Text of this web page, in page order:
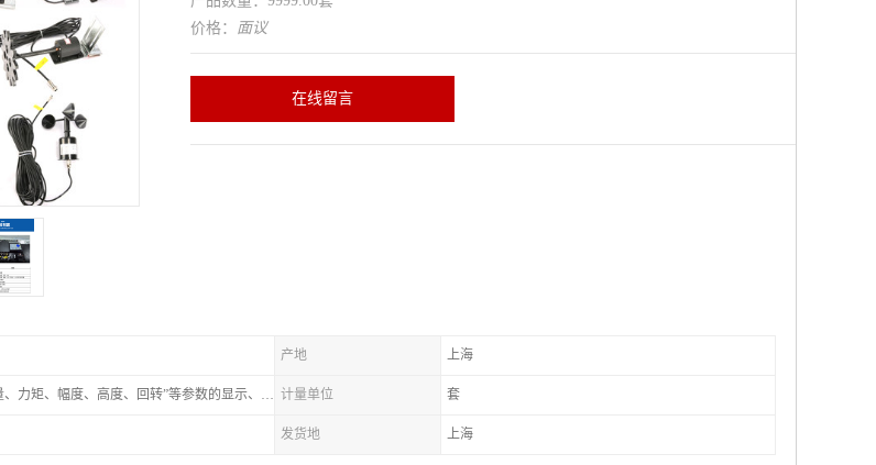
价格： 面议
在线留言
产地 上海
具有“重量、力矩、幅度、高度、回转”等参数的显示、记录、报警功 计量单位 套
发货地 上海